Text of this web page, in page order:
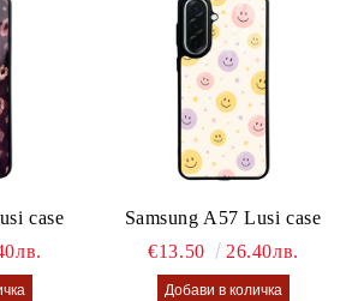
case
Samsung A57 Lusi case
€13.50
26.40лв.